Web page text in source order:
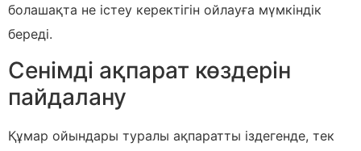
болашақта не істеу керектігін ойлауға мүмкіндік
береді.
Сенімді ақпарат көздерін
пайдалану
Құмар ойындары туралы ақпаратты іздегенде, тек